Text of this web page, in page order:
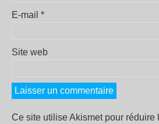
E-mail *
Site web
Ce site utilise Akismet pour réduire